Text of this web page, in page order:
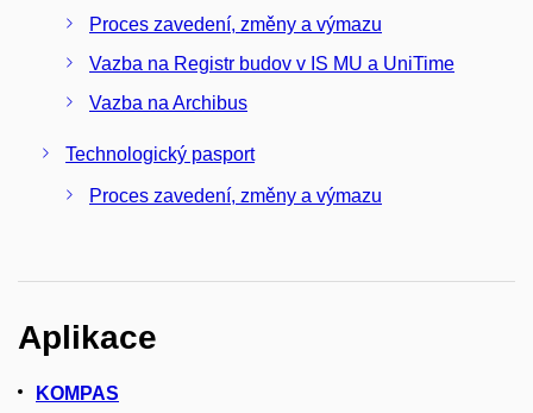
Proces zavedení, změny a výmazu
Vazba na Registr budov v IS MU a UniTime
Vazba na Archibus
Technologický pasport
Proces zavedení, změny a výmazu
Aplikace
KOMPAS